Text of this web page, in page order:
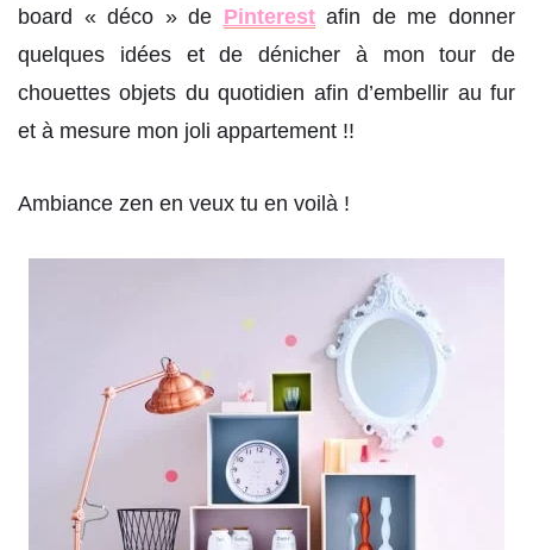
board « déco » de Pinterestafin de me donner
quelques idées et de dénicher à mon tour de
chouettes objets du quotidien afin d’embellir au fur
et à mesure mon joli appartement !!
Ambiance zen en veux tu en voilà !